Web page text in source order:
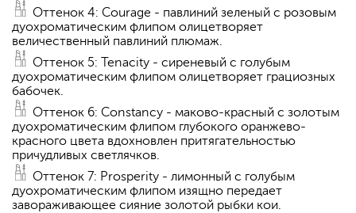
Оттенок 4: Courage - павлиний зеленый с розовым
дуохроматическим флипом олицетворяет
величественный павлиний плюмаж.
Оттенок 5: Tenacity - сиреневый с голубым
дуохроматическим флипом олицетворяет грациозных
бабочек.
Оттенок 6: Constancy - маково-красный с золотым
дуохроматическим флипом глубокого оранжево-
красного цвета вдохновлен притягательностью
причудливых светлячков.
Оттенок 7: Prosperity - лимонный с голубым
дуохроматическим флипом изящно передает
завораживающее сияние золотой рыбки кои.